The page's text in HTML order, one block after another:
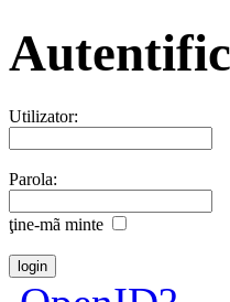
Utilizator:
Parola:
ţine-mã minte